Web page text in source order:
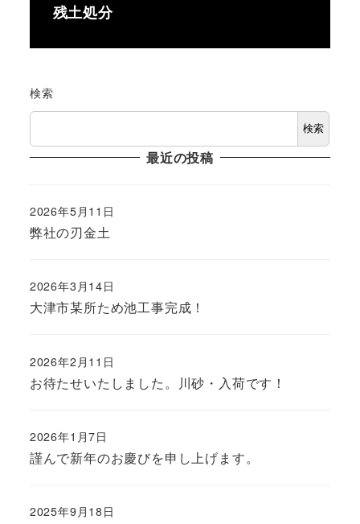
残土処分
検索
検索
最近の投稿
弊社の刃金土
投稿日
2026年5月11日
大津市某所ため池工事完成！
投稿日
2026年3月14日
お待たせいたしました。川砂・入荷です！
投稿日
2026年2月11日
謹んで新年のお慶びを申し上げます。
投稿日
2026年1月7日
投稿日
2025年9月18日